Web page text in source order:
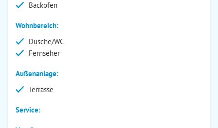
Backofen
Wohnbereich:
Dusche/WC
Fernseher
Außenanlage:
Terrasse
Service: